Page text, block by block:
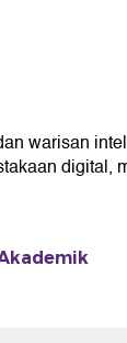
warisan
digital,